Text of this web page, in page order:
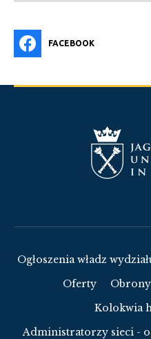
FACEBOOK
Ogłoszenia władz
Oferty
Kolokwia
Administratorzy sieci -